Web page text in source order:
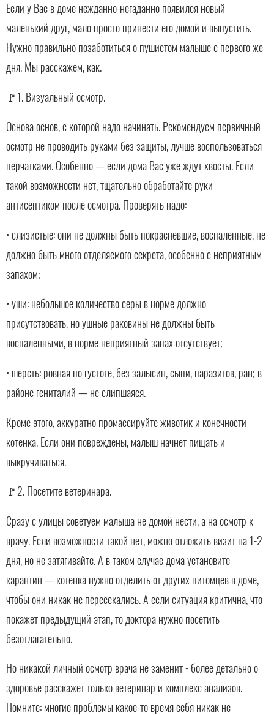
Если у Вас в доме нежданно-негаданно появился новый
маленький друг, мало просто принести его домой и выпустить.
Нужно правильно позаботиться о пушистом малыше с первого же
дня. Мы расскажем, как.
🚩1. Визуальный осмотр.
Основа основ, с которой надо начинать. Рекомендуем первичный
осмотр не проводить руками без защиты, лучше воспользоваться
перчатками. Особенно — если дома Вас уже ждут хвосты. Если
такой возможности нет, тщательно обработайте руки
антисептиком после осмотра. Проверять надо:
• слизистые: они не должны быть покрасневшие, воспаленные, не
должно быть много отделяемого секрета, особенно с неприятным
запахом;
• уши: небольшое количество серы в норме должно
присутствовать, но ушные раковины не должны быть
воспаленными, в норме неприятный запах отсутствует;
• шерсть: ровная по густоте, без залысин, сыпи, паразитов, ран; в
районе гениталий — не слипшаяся.
Кроме этого, аккуратно промассируйте животик и конечности
котенка. Если они повреждены, малыш начнет пищать и
выкручиваться.
🚩2. Посетите ветеринара.
Сразу с улицы советуем малыша не домой нести, а на осмотр к
врачу. Если возможности такой нет, можно отложить визит на 1-2
дня, но не затягивайте. А в таком случае дома установите
карантин — котенка нужно отделить от других питомцев в доме,
чтобы они никак не пересекались. А если ситуация критична, что
покажет предыдущий этап, то доктора нужно посетить
безотлагательно.
Но никакой личный осмотр врача не заменит - более детально о
здоровье расскажет только ветеринар и комплекс анализов.
Помните: многие проблемы какое-то время себя никак не